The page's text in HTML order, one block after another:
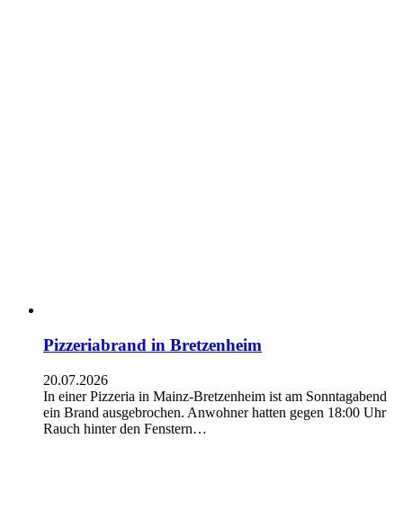
Pizzeriabrand in Bretzenheim
20.07.2026
In einer Pizzeria in Mainz-Bretzenheim ist am Sonntagabend
ein Brand ausgebrochen. Anwohner hatten gegen 18:00 Uhr
Rauch hinter den Fenstern…